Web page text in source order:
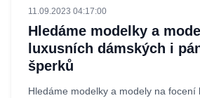
11.09.2023 04:17:00
Hledáme modelky a
luxusních dámských i
šperků
Hledáme modelky a modely na focení